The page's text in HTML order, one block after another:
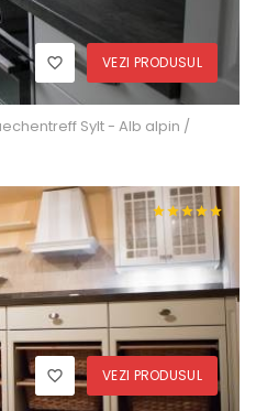
VEZI PRODUSUL
Sylt - Alb alpin /
VEZI PRODUSUL